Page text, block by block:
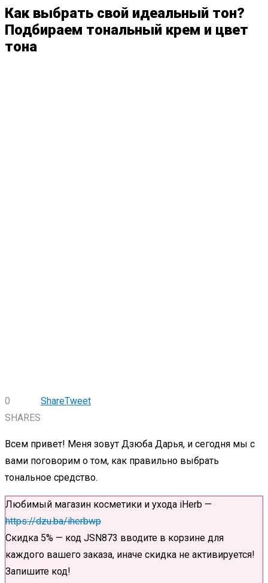
Как выбрать свой идеальный тон?
Подбираем тональный крем и цвет
тона
0
SHARES
ShareTweet
Всем привет! Меня зовут Дзюба Дарья, и сегодня мы с
вами поговорим о том, как правильно выбрать
тональное средство.
Любимый магазин косметики и ухода iHerb —
https://dzu.ba/iherbwp
Скидка 5% — код JSN873 вводите в корзине для
каждого вашего заказа, иначе скидка не активируется!
Запишите код!